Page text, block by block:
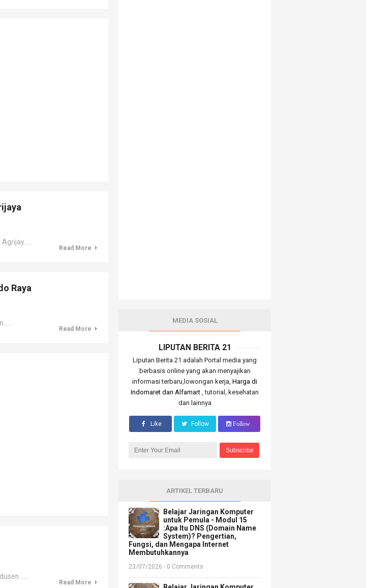
Read More
Raya
Read More
.....
Read More
MEDIA SOSIAL
LIPUTAN BERITA 21
Liputan Berita 21 adalah Portal media yang
berbasis online yang akan menyajikan
informasi terbaru,lowongan kerja,Harga di
Indomaret dan Alfamart , tutorial, kesehatan
dan lainnya
Like Follow Follow
ARTIKEL TERBARU
Belajar Jaringan Komputer
untuk Pemula - Modul 15
:Apa Itu DNS (Domain Name
System)? Pengertian,
Fungsi, dan Mengapa Internet
Membutuhkannya
23/07/2026 - 0 Comments